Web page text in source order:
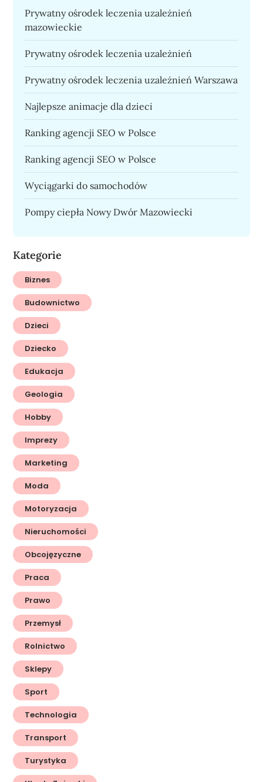
Prywatny ośrodek leczenia uzależnień
mazowieckie
Prywatny ośrodek leczenia uzależnień
Prywatny ośrodek leczenia uzależnień Warszawa
Najlepsze animacje dla dzieci
Ranking agencji SEO w Polsce
Ranking agencji SEO w Polsce
Wyciągarki do samochodów
Pompy ciepła Nowy Dwór Mazowiecki
Kategorie
Biznes
Budownictwo
Dzieci
Dziecko
Edukacja
Geologia
Hobby
Imprezy
Marketing
Moda
Motoryzacja
Nieruchomości
Obcojęzyczne
Praca
Prawo
Przemysł
Rolnictwo
Sklepy
Sport
Technologia
Transport
Turystyka